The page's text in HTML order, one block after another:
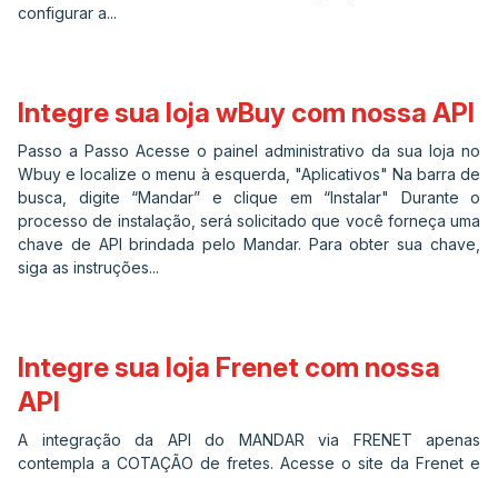
configurar a...
Integre sua loja wBuy com nossa API
Passo a Passo Acesse o painel administrativo da sua loja no
Wbuy e localize o menu à esquerda, "Aplicativos" Na barra de
busca, digite “Mandar” e clique em “Instalar" Durante o
processo de instalação, será solicitado que você forneça uma
chave de API brindada pelo Mandar. Para obter sua chave,
siga as instruções...
Integre sua loja Frenet com nossa
API
A integração da API do MANDAR via FRENET apenas
contempla a COTAÇÃO de fretes. Acesse o site da Frenet e